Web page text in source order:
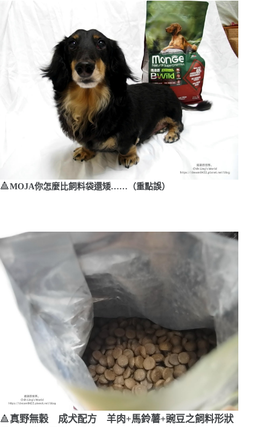
🔺MOJA你怎麼比飼料袋還矮……（重點誤）
🔺真野無穀 成犬配方 羊肉+馬鈴薯+豌豆之飼料形狀